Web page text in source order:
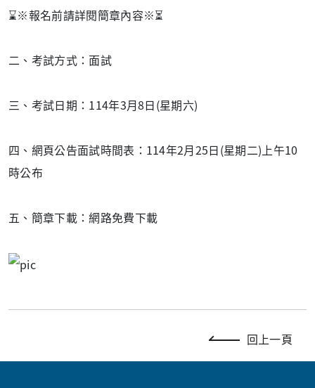
⌛️※報名前請詳閱簡章內容※⏳
二、考試方式：面試
三、考試日期：114年3月8日(星期六)
四、網頁公告面試時間表：114年2月25日(星期二)上午10
時公布
五、簡章下載：網路免費下載
回上一頁